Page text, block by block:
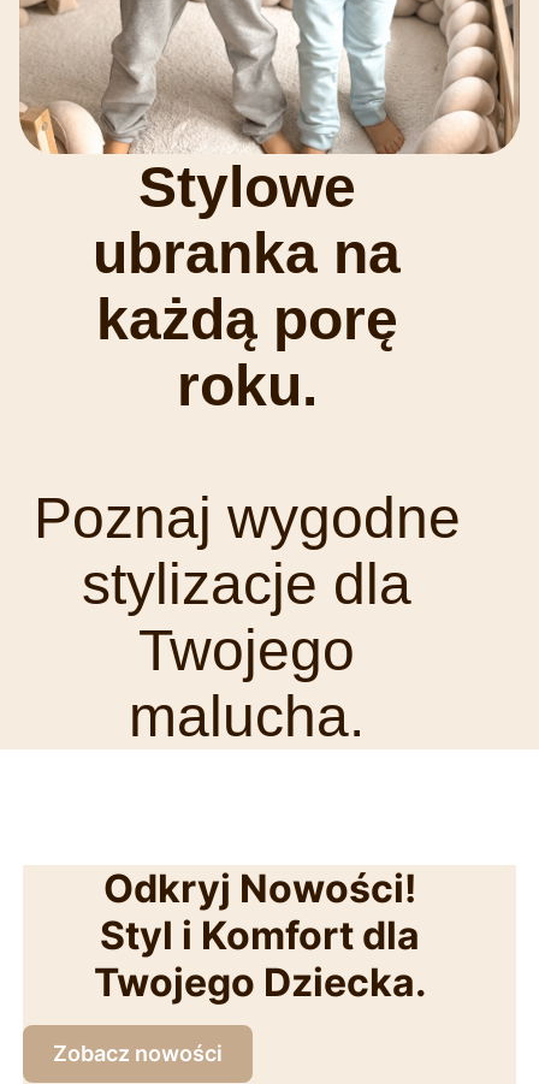
Stylowe
ubranka na
każdą porę
roku.
Poznaj wygodne
stylizacje dla
Twojego
malucha.
Odkryj Nowości!
Styl i Komfort dla
Twojego Dziecka.
Zobacz nowości